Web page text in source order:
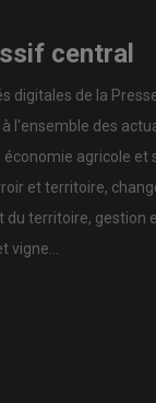
central
digitales de la
l'ensemble des
économie agricole et
et territoire,
du territoire, gestion